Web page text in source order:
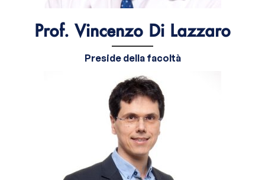
Prof. Vincenzo Di Lazzaro
Preside della facoltà